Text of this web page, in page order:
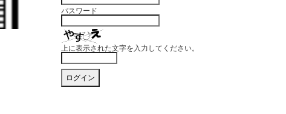
パスワード
上に表示された文字を入力してください。